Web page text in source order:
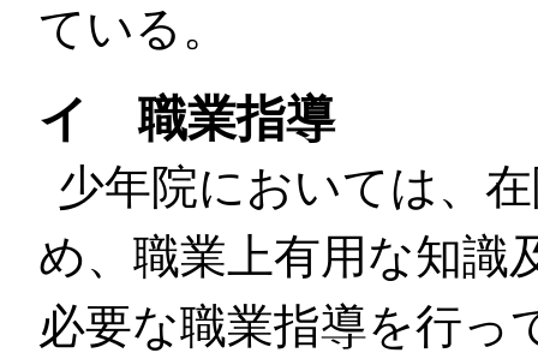
ている。
イ 職業指導
少年院においては、
め、職業上有用な知識
必要な職業指導を行っ